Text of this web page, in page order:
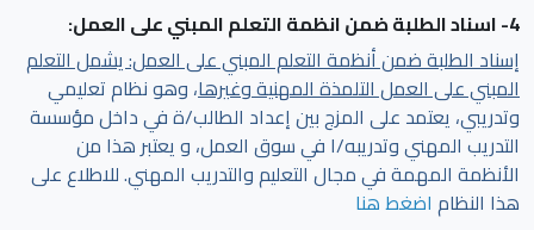
4- اسناد الطلبة ضمن انظمة التعلم المبني على العمل:
إسناد الطلبة ضمن أنظمة التعلم المبني على العمل: يشمل التعلم
المبني على العمل التلمذة المهنية وغيرها، وهو نظام تعليمي
وتدريبي، يعتمد على المزج بين إعداد الطالب/ة في داخل مؤسسة
التدريب المهني وتدريبه/ا في سوق العمل، و يعتبر هذا من
الأنظمة المهمة في مجال التعليم والتدريب المهني. للاطلاع على
هذا النظام اضغط هنا